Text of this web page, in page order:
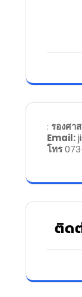
: รองศา
Email:
โทร
ติด